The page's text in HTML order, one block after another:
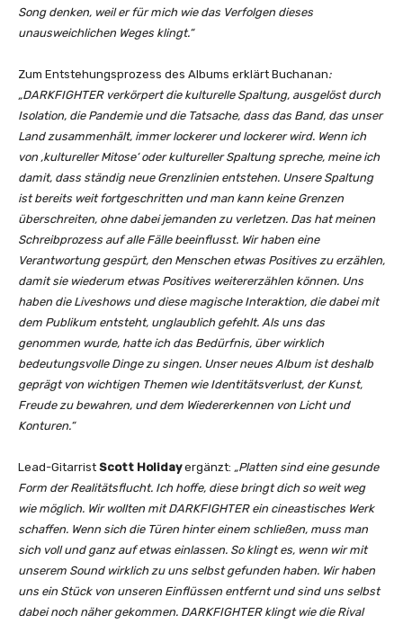
a
V
o
“
v
n
Y
u
u
b
a
n
Song denken, weil er für mich wie das Verfolgen dieses
unausweichlichen Weges klingt.“
Zum Entstehungsprozess des Albums erklärt Buchanan:
„DARKFIGHTER verkörpert die kulturelle Spaltung, ausgelöst durch
Isolation, die Pandemie und die Tatsache, dass das Band, das unser
Land zusammenhält, immer lockerer und lockerer wird. Wenn ich
von ‚kultureller Mitose‘ oder kultureller Spaltung spreche, meine ich
damit, dass ständig neue Grenzlinien entstehen. Unsere Spaltung
ist bereits weit fortgeschritten und man kann keine Grenzen
überschreiten, ohne dabei jemanden zu verletzen. Das hat meinen
Schreibprozess auf alle Fälle beeinflusst. Wir haben eine
Verantwortung gespürt, den Menschen etwas Positives zu erzählen,
damit sie wiederum etwas Positives weitererzählen können. Uns
haben die Liveshows und diese magische Interaktion, die dabei mit
dem Publikum entsteht, unglaublich gefehlt. Als uns das
genommen wurde, hatte ich das Bedürfnis, über wirklich
bedeutungsvolle Dinge zu singen. Unser neues Album ist deshalb
geprägt von wichtigen Themen wie Identitätsverlust, der Kunst,
Freude zu bewahren, und dem Wiedererkennen von Licht und
Konturen.“
Lead-Gitarrist Scott Holidayergänzt: „Platten sind eine gesunde
Form der Realitätsflucht. Ich hoffe, diese bringt dich so weit weg
wie möglich. Wir wollten mit DARKFIGHTER ein cineastisches Werk
schaffen. Wenn sich die Türen hinter einem schließen, muss man
sich voll und ganz auf etwas einlassen. So klingt es, wenn wir mit
unserem Sound wirklich zu uns selbst gefunden haben. Wir haben
uns ein Stück von unseren Einflüssen entfernt und sind uns selbst
dabei noch näher gekommen. DARKFIGHTER klingt wie die Rival